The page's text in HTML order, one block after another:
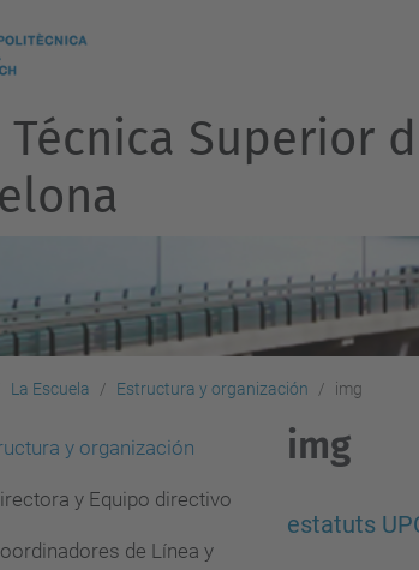
Técnica Superior
La Escuela Estructura y organización img
img
estatuts
y organización
y Equipo directivo
de Línea y